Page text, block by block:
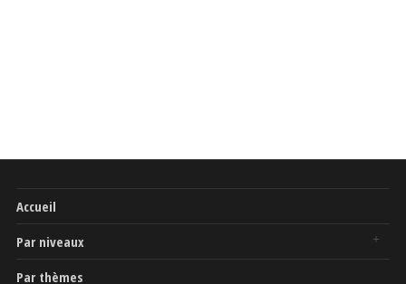
Accueil
Par niveaux
Par thèmes